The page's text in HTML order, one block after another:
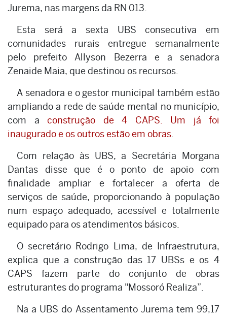
Jurema, nas margens da RN 013.
Esta será a sexta UBS consecutiva em
comunidades rurais entregue semanalmente
pelo prefeito Allyson Bezerra e a senadora
Zenaide Maia, que destinou os recursos.
A senadora e o gestor municipal também estão
ampliando a rede de saúde mental no município,
com a construção de 4 CAPS. Um já foi
inaugurado e os outros estão em obras
Com relação às UBS, a Secretária Morgana
Dantas disse que é o ponto de apoio com
finalidade ampliar e fortalecer a oferta de
serviços de saúde, proporcionando à população
num espaço adequado, acessível e totalmente
equipado para os atendimentos básicos.
O secretário Rodrigo Lima, de Infraestrutura,
explica que a construção das 17 UBSs e os 4
CAPS fazem parte do conjunto de obras
estruturantes do programa "Mossoró Realiza”.
Na a UBS do Assentamento Jurema tem 99,17